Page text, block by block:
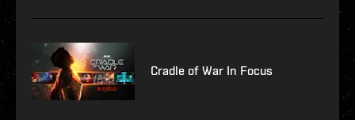
Cradle of War In Focus